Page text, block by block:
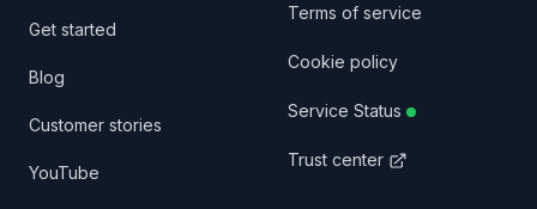
Get started
Blog
Customer stories
YouTube
Terms of service
Cookie policy
Service Status
Trust center